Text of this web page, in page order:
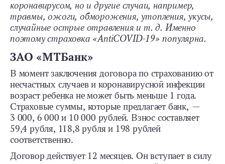
коронавирусом, но и другие случаи, например,
травмы, ожоги, обморожения, утопления, укусы,
случайные острые отравления и т. д. Именно
поэтому страховка «AntiCOVID-19» популярна.
ЗАО «МТБанк»
В момент заключения договора по страхованию от
несчастных случаев и коронавирусной инфекции
возраст ребенка не может быть меньше 1 года.
Страховые суммы, которые предлагает банк, —
3 000, 6 000 и 10 000 рублей. Взнос составляет
59,4 рубля, 118,8 рубля и 198 рублей
соответственно.
Договор действует 12 месяцев. Он вступает в силу